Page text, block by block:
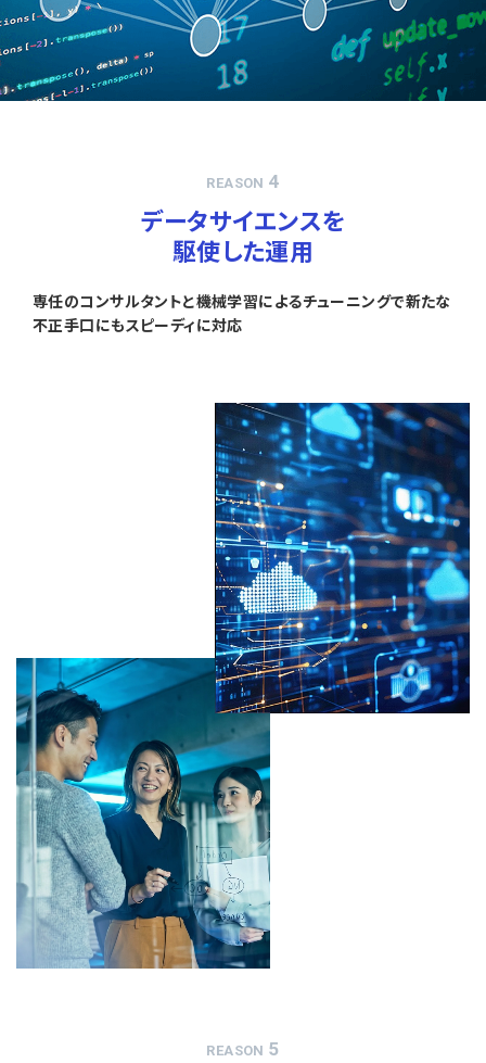
REASON 4
データサイエンスを
駆使した運用
専任のコンサルタントと機械学習によるチューニングで新たな
不正手口にもスピーディに対応
REASON 5